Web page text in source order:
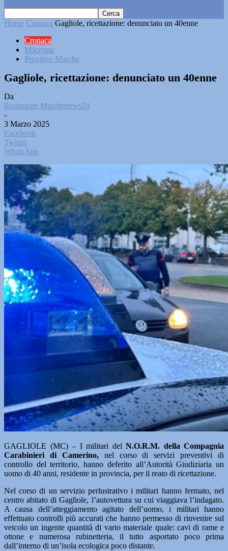
Home Cronaca Gagliole, ricettazione: denunciato un 40enne
Cronaca
Macerata
Province Marche
Gagliole, ricettazione: denunciato un 40enne
Da
Redazione Marchenews24
-
3 Marzo 2025
Facebook
Twitter
WhatsApp
GAGLIOLE (MC) – I militari del N.O.R.M. della Compagnia
Carabinieri di Camerino,nel corso di servizi preventivi di
controllo del territorio, hanno deferito all’Autorità Giudiziaria un
uomo di 40 anni, residente in provincia, per il reato di ricettazione.
Nel corso di un servizio perlustrativo i militari hanno fermato, nel
centro abitato di Gagliole, l’autovettura su cui viaggiava l’indagato.
A causa dell’atteggiamento agitato dell’uomo, i militari hanno
effettuato controlli più accurati che hanno permesso di rinvenire sul
veicolo un ingente quantità di vario materiale quale: cavi di rame e
ottone e numerosa rubinetteria, il tutto asportato poco prima
dall’interno di un’isola ecologica poco distante.